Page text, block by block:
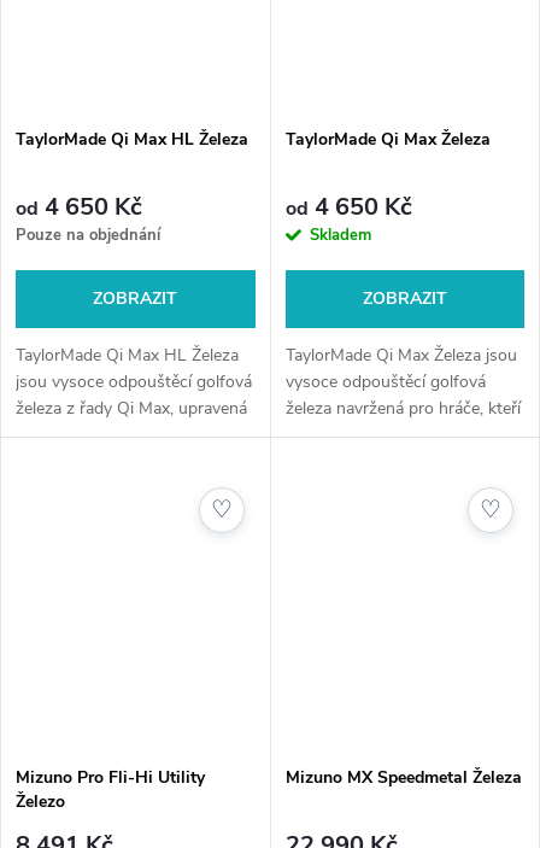
TaylorMade Qi Max HL Železa
od 4 650 Kč
Pouze na objednání
ZOBRAZIT
TaylorMade Qi Max HL Železa
jsou vysoce odpouštěcí golfová
železa z řady Qi Max, upravená
pro vyšší launch. Díky
TaylorMade Qi Max Železa
od 4 650 Kč
Skladem
ZOBRAZIT
TaylorMade Qi Max Železa jsou
vysoce odpouštěcí golfová
železa navržená pro hráče, kteří
chtějí kombinovat **vyšší
vzdálenost a stabilní výkon i při
Mizuno Pro Fli-Hi Utility
Železo
♡
Mizuno MX Speedmetal Železa
♡